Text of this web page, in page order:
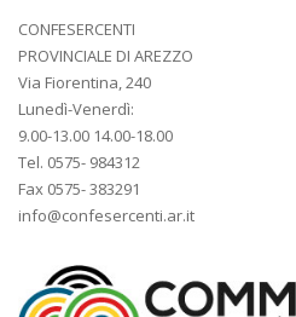
CONFESERCENTI
PROVINCIALE DI AREZZO
Via Fiorentina, 240
Lunedì-Venerdì:
9.00-13.00 14.00-18.00
Tel. 0575- 984312
Fax 0575- 383291
info@confesercenti.ar.it